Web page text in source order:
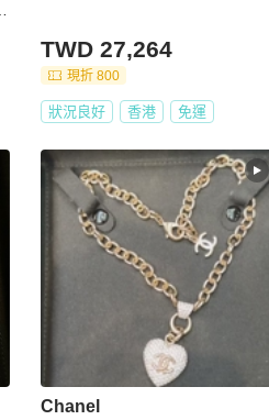
TWD 27,264
現折 800
狀況良好 香港 免運
Chanel